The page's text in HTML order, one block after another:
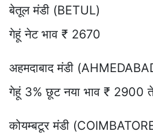
बेतूल मंडी (BETUL)
गेहूं नेट भाव ₹ 2670
अहमदाबाद मंडी
गेहूं 3% छूट नया भाव ₹ 2900
कोयम्बटूर मंडी